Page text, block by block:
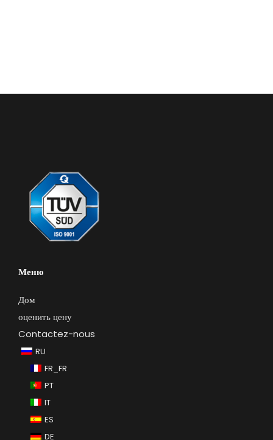
Меню
Дом
оценить цену
Contactez-nous
RU
FR_FR
PT
IT
ES
DE